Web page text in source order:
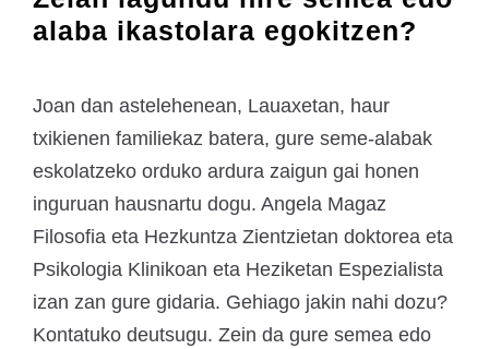
alaba ikastolara egokitzen?
Joan dan astelehenean, Lauaxetan, haur
txikienen familiekaz batera, gure seme-alabak
eskolatzeko orduko ardura zaigun gai honen
inguruan hausnartu dogu. Angela Magaz
Filosofia eta Hezkuntza Zientzietan doktorea eta
Psikologia Klinikoan eta Heziketan Espezialista
izan zan gure gidaria. Gehiago jakin nahi dozu?
Kontatuko deutsugu. Zein da gure semea edo